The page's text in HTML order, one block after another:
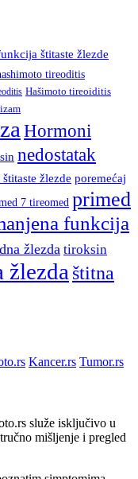
štitaste žlezde
tireoditis
Hašimoto tireoiditis
Hormoni
nedostatak
žlezde poremećaj
7 tireomed primed
funkcija
žlezda tiroksin
žlezda štitna
Kancer.rs Tumor.rs
služe isključivo u
mišljenje i pregled